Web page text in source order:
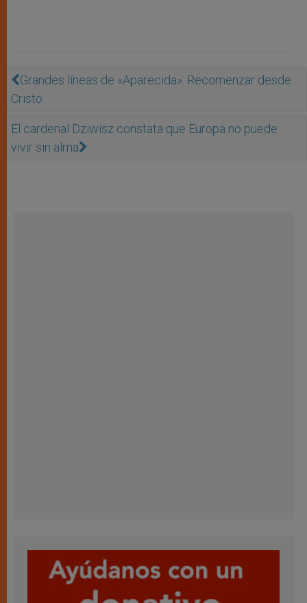
Grandes líneas de «Aparecida»: Recomenzar desde
Cristo
El cardenal Dziwisz constata que Europa no puede
vivir sin alma